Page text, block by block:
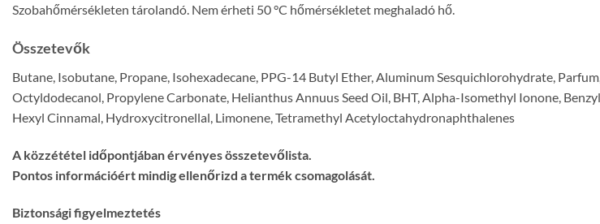
Szobahőmérsékleten tárolandó. Nem érheti 50 °C hőmérsékletet meghaladó hő.
Összetevők
Butane, Isobutane, Propane, Isohexadecane, PPG-14 Butyl Ether, Aluminum Sesquichlorohydrate,
Octyldodecanol, Propylene Carbonate, Helianthus Annuus Seed Oil, BHT, Alpha-Isomethyl Ionone,
Hexyl Cinnamal, Hydroxycitronellal, Limonene, Tetramethyl Acetyloctahydronaphthalenes
A közzététel időpontjában érvényes összetevőlista.
Pontos információért mindig ellenőrizd a termék csomagolását.
Biztonsági figyelmeztetés